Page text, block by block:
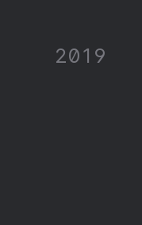
2019